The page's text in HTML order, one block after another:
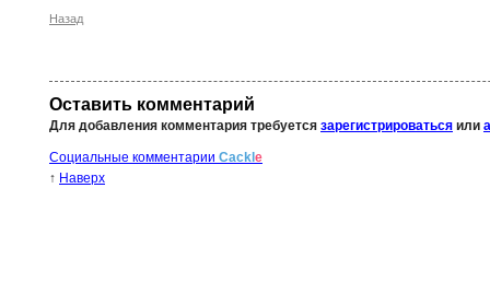
Назад
Оставить комментарий
Для добавления комментария требуется зарегистрироваться или
Социальные комментарии Cackle
↑ Наверх